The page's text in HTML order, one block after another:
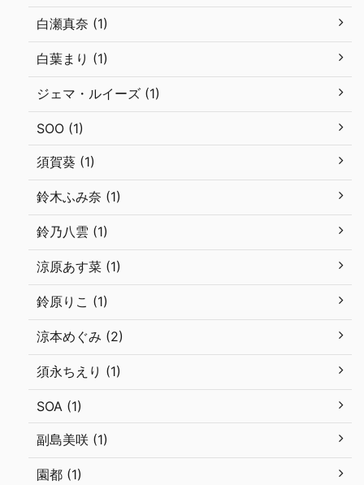
白瀬真奈 (1)
白葉まり (1)
ジェマ・ルイーズ (1)
SOO (1)
須賀葵 (1)
鈴木ふみ奈 (1)
鈴乃八雲 (1)
涼原あす菜 (1)
鈴原りこ (1)
涼本めぐみ (2)
須永ちえり (1)
SOA (1)
副島美咲 (1)
園都 (1)